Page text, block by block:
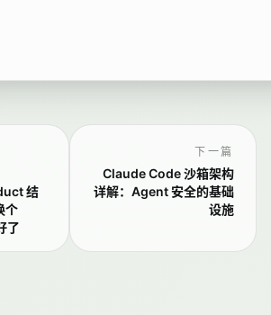
结
个
了
下一篇
Claude Code 沙箱架构
详解：Agent 安全的基础
设施